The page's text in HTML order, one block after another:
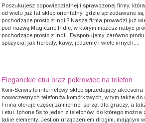
Poszukujesz odpowiedzialnej i sprawdzonej firmy,
od wielu już lat sklep orientalny, gdzie sprzedawane są
pochodzące prosto z Indii? Nasza firma prowadzi już
pod nazwą Magiczne Indie, w którym możesz nabyć
pochodzące prosto z Indii. Dysponujemy zarówno
spożycia, jak herbaty, kawy, jedzenie i wiele innych,...
Eleganckie etui oraz pokrowiec na telefon
Kom-Serwis to internetowy sklep sprzedający akcesoria
nowoczesnych telefonów komórkowych, w tym także do
Firma oferuje części zamienne, sprzęt dla graczy, a
i etui. Iphone 5s to jeden z telefonów, do którego można
takie elementy. Jest on urządzeniem drogim, mającym